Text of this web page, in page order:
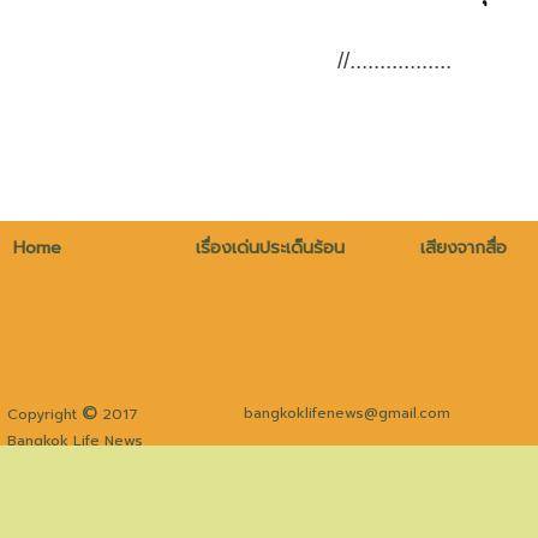
//.................
Home เรื่องเด่นประเด็นร้อน เสียงจากสื่อ
Copyright © 2017
bangkoklifenews@gmail.com
Bangkok Life News